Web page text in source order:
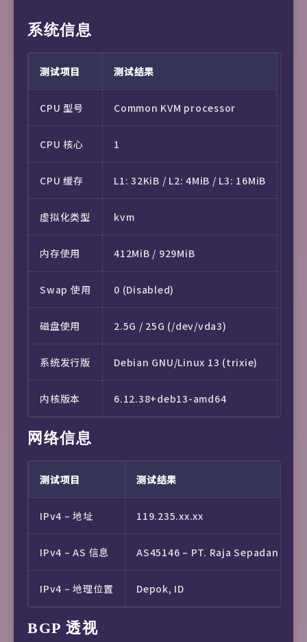
系统信息
测试项目 测试结果
CPU 型号 Common KVM processor
CPU 核心 1
CPU 缓存 L1: 32KiB / L2: 4MiB / L3: 16MiB
虚拟化类型 kvm
内存使用 412MiB / 929MiB
Swap 使用 0 (Disabled)
磁盘使用 2.5G / 25G (/dev/vda3)
系统发行版 Debian GNU/Linux 13 (trixie)
内核版本 6.12.38+deb13-amd64
网络信息
测试项目 测试结果
IPv4 – 地址 119.235.xx.xx
IPv4 – AS 信息 AS45146 – PT. Raja Sepadan
IPv4 – 地理位置 Depok, ID
BGP 透视